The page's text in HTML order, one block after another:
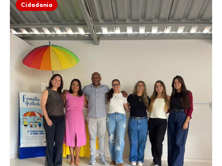
Cidadania